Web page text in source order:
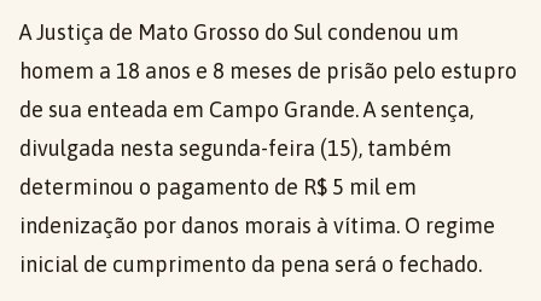
A Justiça de Mato Grosso do Sul condenou um
homem a 18 anos e 8 meses de prisão pelo estupro
de sua enteada em Campo Grande. A sentença,
divulgada nesta segunda-feira (15), também
determinou o pagamento de R$ 5 mil em
indenização por danos morais à vítima. O regime
inicial de cumprimento da pena será o fechado.